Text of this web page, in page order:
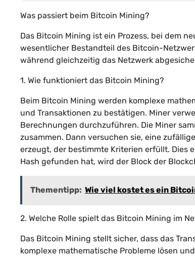
Was passiert beim Bitcoin Mining?
Das Bitcoin Mining ist ein Prozess, bei dem
wesentlicher Bestandteil des Bitcoin-
während gleichzeitig das Netzwerk
1. Wie funktioniert das Bitcoin Mining?
Beim Bitcoin Mining werden komplexe
und Transaktionen zu bestätigen. Miner
Berechnungen durchzuführen. Die Miner
zusammen. Dann versuchen sie, eine
erzeugt, der bestimmte Kriterien erfüllt. Dies
Hash gefunden hat, wird der Block der
Thementipp: Wie viel kostet es ein
2. Welche Rolle spielt das Bitcoin Mining im
Das Bitcoin Mining stellt sicher, dass das
komplexe mathematische Probleme lösen